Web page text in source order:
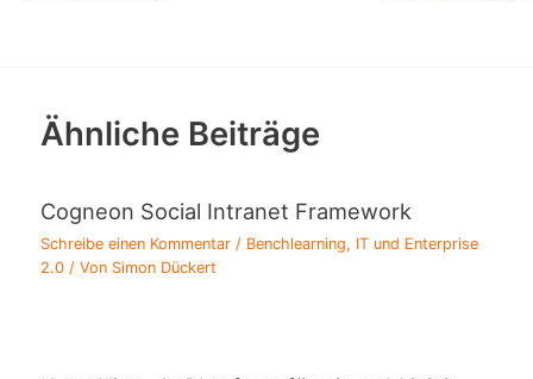
Ähnliche Beiträge
Cogneon Social Intranet Framework
Schreibe einen Kommentar / Benchlearning, IT und Enterprise
2.0 / Von Simon Dückert